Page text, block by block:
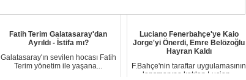
Fatih Terim Galatasaray'dan
Ayrıldı - İstifa mı?
Galatasaray'ın sevilen hocası Fatih
Terim yönetim ile yaşana...
Luciano Fenerbahçe'ye Kaio
Jorge'yi Önerdi, Emre Belözoğlu
Hayran Kaldı
F.Bahçe'nin taraftar uygulamasının
lansmanına katılan Lucian...